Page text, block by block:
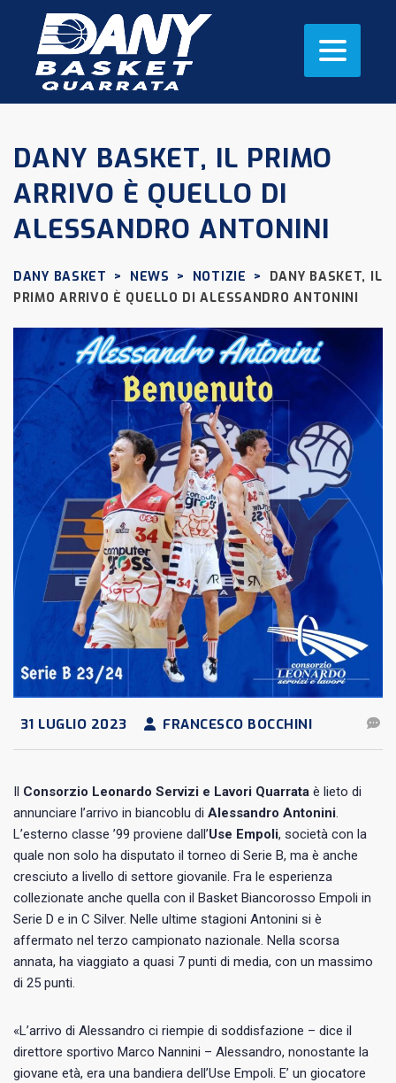
DANY BASKET, IL PRIMO
ARRIVO È QUELLO DI
ALESSANDRO ANTONINI
DANY BASKET > NEWS > NOTIZIE >
DANY BASKET, IL
PRIMO ARRIVO È QUELLO DI ALESSANDRO ANTONINI
31 LUGLIO 2023 FRANCESCO BOCCHINI
Il Consorzio Leonardo Servizi e Lavori Quarrata è lieto di
annunciare l’arrivo in biancoblu di Alessandro Antonini.
L’esterno classe ’99 proviene dall’Use Empoli, società con la
quale non solo ha disputato il torneo di Serie B, ma è anche
cresciuto a livello di settore giovanile. Fra le esperienza
collezionate anche quella con il Basket Biancorosso Empoli in
Serie D e in C Silver. Nelle ultime stagioni Antonini si è
affermato nel terzo campionato nazionale. Nella scorsa
annata, ha viaggiato a quasi 7 punti di media, con un massimo
di 25 punti.
«L’arrivo di Alessandro ci riempie di soddisfazione – dice il
direttore sportivo Marco Nannini – Alessandro, nonostante la
giovane età, era una bandiera dell’Use Empoli. E’ un giocatore